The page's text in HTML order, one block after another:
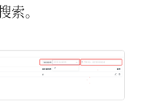
。